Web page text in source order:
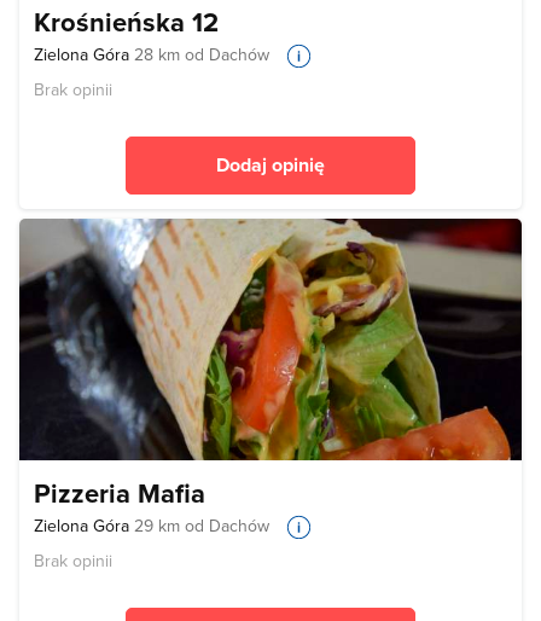
Krośnieńska 12
Zielona Góra 28 km od Dachów
Brak opinii
Dodaj opinię
Pizzeria Mafia
Zielona Góra 29 km od Dachów
Brak opinii